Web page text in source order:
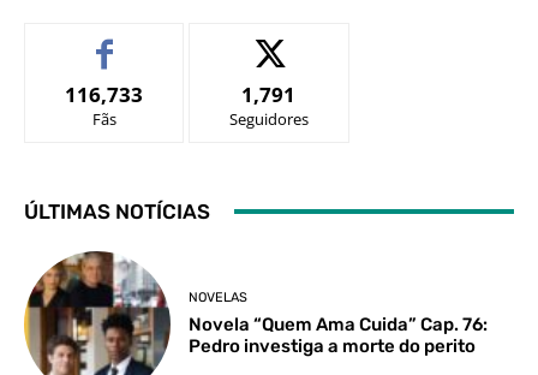
116,733
Fãs
1,791
Seguidores
ÚLTIMAS NOTÍCIAS
NOVELAS
Novela “Quem Ama Cuida” Cap. 76:
Pedro investiga a morte do perito